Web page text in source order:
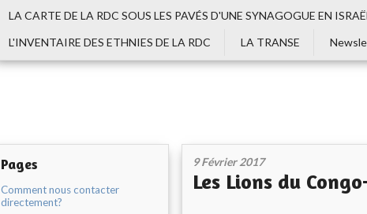
LA CARTE DE LA RDC SOUS LES PAVÉS D'UNE SYNAGOGUE EN
L'INVENTAIRE DES ETHNIES DE LA RDC
LA TRANSE
Pages
Comment nous contacter
directement?
9 Février 2017
Les Lions du